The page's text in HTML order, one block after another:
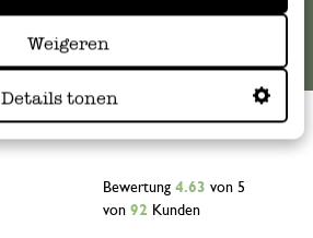
Weigeren
Details tonen
Bewertung 4.63 von 5
von 92 Kunden